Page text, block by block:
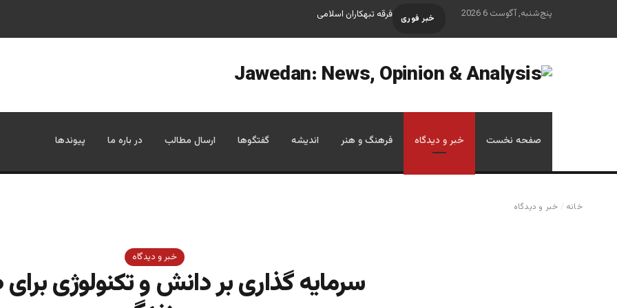
پنج‌شنبه, آگوست 6 2026 خبر فوری فرقه تبهکاران اسلامی
صفحه نخست خبر و دیدگاه فرهنگ و هنر اندیشه گفتگوها ارسال مطالب در باره ما پیوندها
خانه / خبر و دیدگاه
خبر و دیدگاه
سرمایه گذاری بر دانش و تکنولوژی